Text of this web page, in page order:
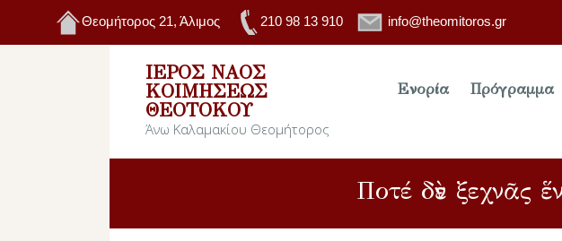
Θεομήτορος 21, Άλιμος 210 98 13 910 info@theomitoros.gr
ΙΕΡΌΣ ΝΑΌΣ
ΚΟΙΜΉΣΕΩΣ
ΘΕΟΤΌΚΟΥ
Άνω Καλαμακίου Θεομήτορος
Ενορία Πρόγραμμα
Ποτέ δὲν ξεχνᾶς